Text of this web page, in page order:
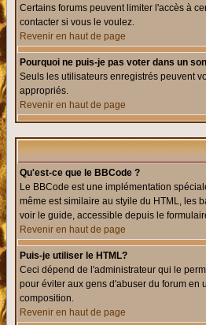
Certains forums peuvent limiter l'accès à
contacter si vous le voulez.
Revenir en haut de page
Pourquoi ne puis-je pas voter dans un
Seuls les utilisateurs enregistrés peuvent
appropriés.
Revenir en haut de page
Qu'est-ce que le BBCode ?
Le BBCode est une implémentation
même est similaire au styile du HTML, les
voir le guide, accessible depuis le
Revenir en haut de page
Puis-je utiliser le HTML?
Ceci dépend de l'administrateur qui le
pour éviter aux gens d'abuser du forum en
composition.
Revenir en haut de page